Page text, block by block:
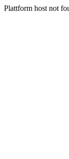
Plattform host not